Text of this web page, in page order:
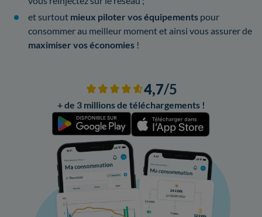
et surtout mieux piloter vos équipements pour
consommer au meilleur moment et ainsi vous assurer de
maximiser vos économies !
4,7/5
+ de 3 millions de téléchargements !